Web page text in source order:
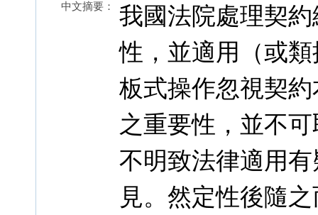
中文摘要：
我國法院處理契
性，並適用（或
板式操作忽視契
之重要性，並不
不明致法律適用
見。然定性後隨